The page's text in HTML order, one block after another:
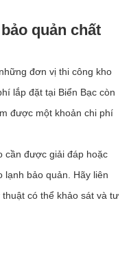
quản chất
đơn vị thi công kho
lắp đặt tại Biển Bạc còn
được một khoản chi phí
cần được giải đáp hoặc
lạnh bảo quản. Hãy liên
có thể khảo sát và tư